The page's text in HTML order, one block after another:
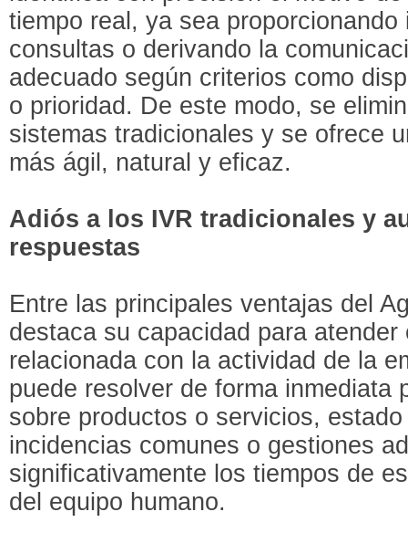
tiempo real, ya sea
consultas o derivando la
adecuado según criterios como
o prioridad. De este modo, se
sistemas tradicionales y se ofrece
más ágil, natural y eficaz.
Adiós a los IVR tradicionales y
respuestas
Entre las principales ventajas del
destaca su capacidad para
relacionada con la actividad de la
puede resolver de forma inmediata
sobre productos o servicios,
incidencias comunes o gestiones
significativamente los tiempos de
del equipo humano.